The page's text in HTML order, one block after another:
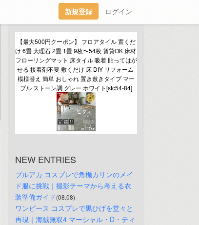
新規登録 ログイン
【最大500円クーポン】 フロアタイル 置くだ
け 6畳 大理石 2畳 1畳 9枚〜54枚 賃貸OK 床材
フローリングマット 床タイル 吸着 貼ってはが
せる 接着剤不要 敷くだけ 床 DIY リフォーム
模様替え 簡単 おしゃれ 置き敷きタイプ マー
ブル ストーン調 グレー ホワイト[stc54-84]
NEW ENTRIES
ブルアカ コスプレで角楯カリンのメイ
ド服に挑戦｜撮影テーマから考える衣
装準備ガイド(08.08)
ワンピース コスプレで黒ひげを堂々と
再現｜海賊無双4 マーシャル・D・ティ